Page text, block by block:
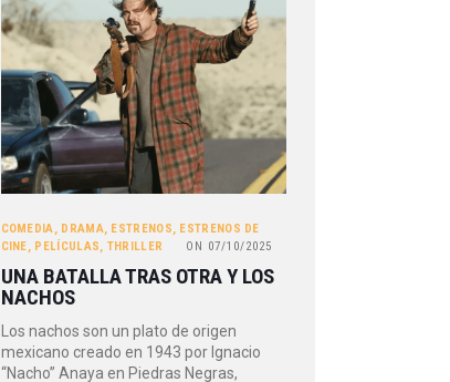
COMEDIA DRAMA ESTRENOS
ESTRENOS DE
CINE
PELÍCULAS THRILLER ON 07/10/2025
UNA BATALLA TRAS OTRA Y LOS
NACHOS
Los nachos son un plato de origen
mexicano creado en 1943 por Ignacio
“Nacho” Anaya en Piedras Negras,